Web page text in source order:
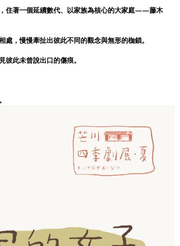
住著一個延續數代、以家族為核心的大家庭——藤木
，慢慢牽扯出彼此不同的觀念與無形的枷鎖。
此未曾說出口的傷痕。